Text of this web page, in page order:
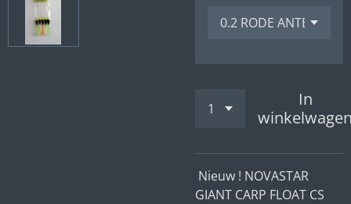
In
Nieuw ! NOVASTAR
GIANT CARP FLOAT CS